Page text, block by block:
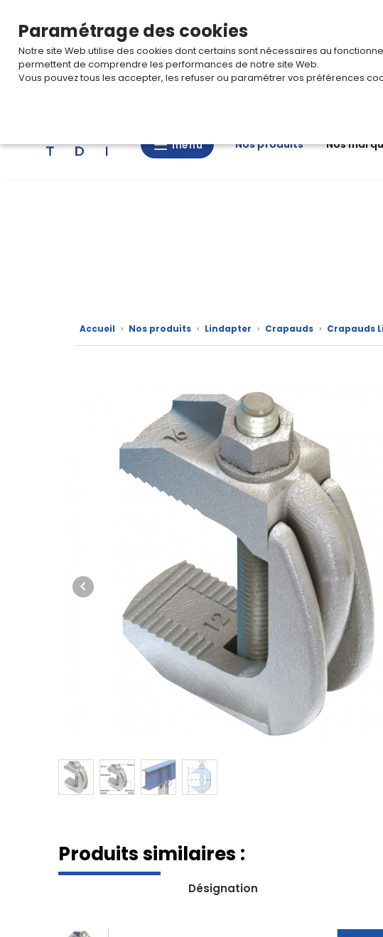
marques
Documentations
Contact
menu
menu Nos produits Nos
Accueil › Nos produits › Lindapter › Crapauds › Crapauds
Produits similaires :
Désignation
Paramétrage des cookies
Notre site Web utilise des cookies dont certains sont nécessaires au
permettent de comprendre les performances de notre site Web.
Vous pouvez tous les accepter, les refuser ou paramétrer vos préférences